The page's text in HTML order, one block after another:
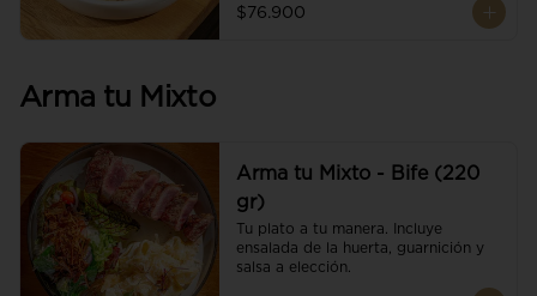
$76.900
Arma tu Mixto
Arma tu Mixto - Bife (220
gr)
Tu plato a tu manera. Incluye
ensalada de la huerta, guarnición y
salsa a elección.